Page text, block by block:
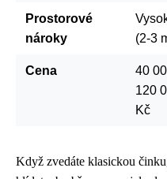
Prostorové
nároky
(2-3
Cena
40
120
Kč
Když zvedáte klasickou